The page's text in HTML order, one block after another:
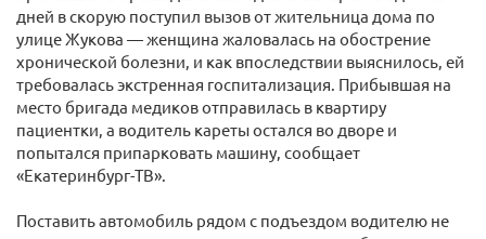
дней в скорую поступил вызов от жительница дома по
улице Жукова — женщина жаловалась на обострение
хронической болезни, и как впоследствии выяснилось, ей
требовалась экстренная госпитализация. Прибывшая на
место бригада медиков отправилась в квартиру
пациентки, а водитель кареты остался во дворе и
попытался припарковать машину, сообщает
«Екатеринбург-ТВ».
Поставить автомобиль рядом с подъездом водителю не